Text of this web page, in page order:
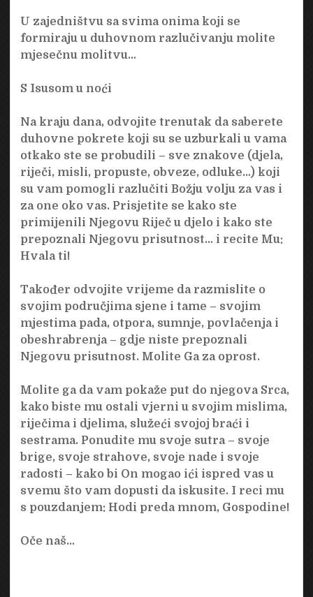
U zajedništvu sa svima onima koji se
formiraju u duhovnom razlučivanju molite
mjesečnu molitvu…
S Isusom u noći
Na kraju dana, odvojite trenutak da saberete
duhovne pokrete koji su se uzburkali u vama
otkako ste se probudili – sve znakove (djela,
riječi, misli, propuste, obveze, odluke…) koji
su vam pomogli razlučiti Božju volju za vas i
za one oko vas. Prisjetite se kako ste
primijenili Njegovu Riječ u djelo i kako ste
prepoznali Njegovu prisutnost… i recite Mu:
Hvala ti!
Također odvojite vrijeme da razmislite o
svojim područjima sjene i tame – svojim
mjestima pada, otpora, sumnje, povlačenja i
obeshrabrenja – gdje niste prepoznali
Njegovu prisutnost. Molite Ga za oprost.
Molite ga da vam pokaže put do njegova Srca,
kako biste mu ostali vjerni u svojim mislima,
riječima i djelima, služeći svojoj braći i
sestrama. Ponudite mu svoje sutra – svoje
brige, svoje strahove, svoje nade i svoje
radosti – kako bi On mogao ići ispred vas u
svemu što vam dopusti da iskusite. I reci mu
s pouzdanjem: Hodi preda mnom, Gospodine!
Oče naš…